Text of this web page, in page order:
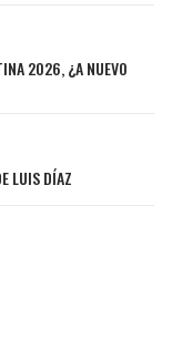
2026, ¿A NUEVO
LUIS DÍAZ